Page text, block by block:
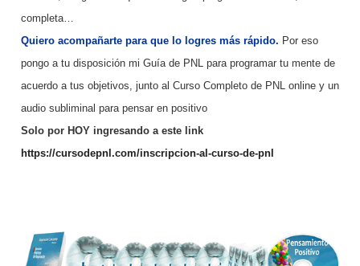
completa…
Quiero acompañarte para que lo logres más rápido. Por eso
pongo a tu disposición mi Guía de PNL para programar tu mente de
acuerdo a tus objetivos, junto al Curso Completo de PNL online y un
audio subliminal para pensar en positivo
Solo por HOY ingresando a este link
https://cursodepnl.com/inscripcion-al-curso-de-pnl